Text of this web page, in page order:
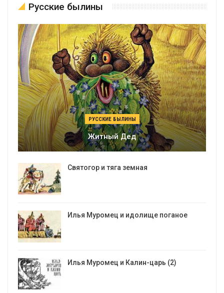
Русские былины
РУССКИЕ БЫЛИНЫ
Житный Дед
Святогор и тяга земная
Илья Муромец и идолище поганое
Илья Муромец и Калин-царь (2)